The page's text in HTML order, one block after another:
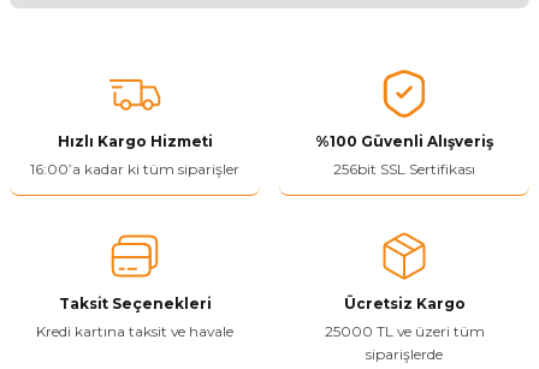
tarafımıza iletebilirsiniz.
Görüş ve önerileriniz için teşekkür ederiz.
Ürün resmi kalitesiz, bozuk veya görüntülenemiyor.
Ürün bilgilerinde hatalar bulunuyor.
Ürün fiyatı diğer sitelerden daha pahalı.
Bu ürüne benzer farklı alternatifler olmalı.
Hızlı Kargo Hizmeti
16:00’a kadar ki tüm siparişler
%100 Güvenli Alışveriş
256bit SSL Sertifikası
Taksit Seçenekleri
Kredi kartına taksit ve havale
Ücretsiz Kargo
25000 TL ve üzeri tüm
siparişlerde